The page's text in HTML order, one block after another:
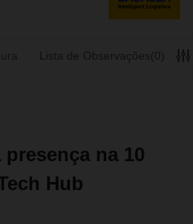
Lista de Observações (0)
presença na 10
Hub